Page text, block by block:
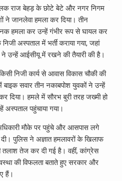
राज बेहड़ के छोटे बेटे और नगर निगम
ने जानलेवा हमला कर दिया। तीन
हमला कर उन्हें गंभीर रूप से घायल कर
अस्पताल में भर्ती कराया गया, जहां
उन्हें आईसीयू में रखने की तैयारी की है।
निजी कार्य से आवास विकास चौकी की
सवार तीन नकाबपोश युवकों ने उन्हें
दिया। हमले में सौरभ बुरी तरह जख्मी हो
अस्पताल पहुंचाया गया।
मौके पर पहुंचे और आसपास लगे
पुलिस ने अज्ञात हमलावरों के खिलाफ
तलाश तेज कर दी गई है। वहीं, कांग्रेस
की विफलता बताते हुए सरकार और
हैं।